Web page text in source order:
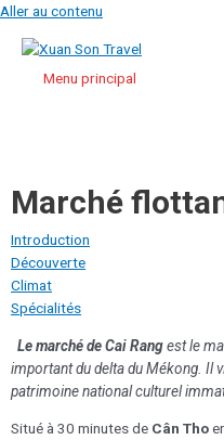
Aller au contenu
Menu principal
Marché
Introduction
Découverte
Climat
Spécialités
Le marché de Cai Rangest le
important du delta du Mékong. Il
patrimoine national culturel
Situé à 30 minutes de Cân Tho